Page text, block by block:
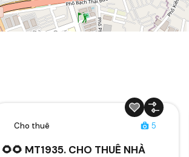
Cho thuê 5
🌻🌻 MT1935. CHO THUÊ NHÀ